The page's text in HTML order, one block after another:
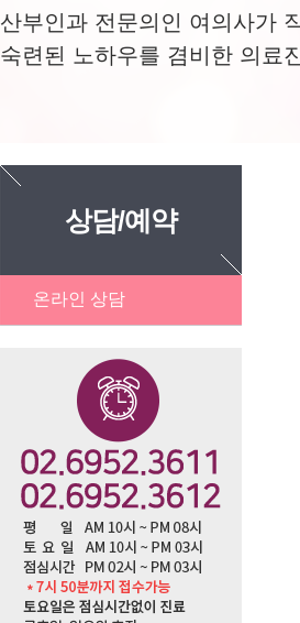
산부인과 전문의인 여의사가
숙련된 노하우를 겸비한 의료
상담/예약
온라인 상담